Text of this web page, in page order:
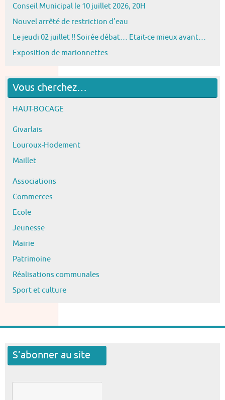
Conseil Municipal le 10 juillet 2026, 20H
Nouvel arrêté de restriction d’eau
Le jeudi 02 juillet !! Soirée débat… Etait-ce mieux avant…
Exposition de marionnettes
Vous cherchez…
HAUT-BOCAGE
Givarlais
Louroux-Hodement
Maillet
Associations
Commerces
Ecole
Jeunesse
Mairie
Patrimoine
Réalisations communales
Sport et culture
S’abonner au site